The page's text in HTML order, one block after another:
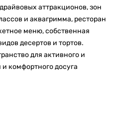
аттракционов, зон
и аквагримма, ресторан
меню, собственная
десертов и тортов.
для активного и
комфортного досуга